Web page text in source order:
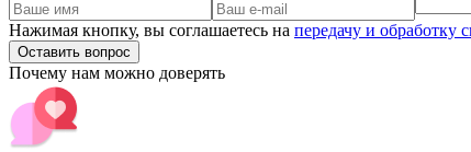
Нажимая кнопку, вы соглашаетесь на передачу и обработку
Оставить вопрос
Почему нам можно доверять